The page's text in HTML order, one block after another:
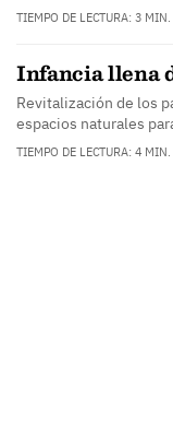
TIEMPO DE LECTURA: 3 MIN.
Infancia llena
Revitalización de los
espacios naturales
TIEMPO DE LECTURA: 4 MIN.